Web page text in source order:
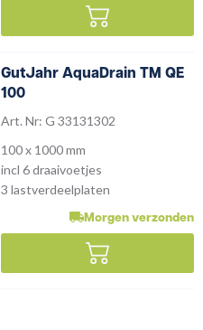
GutJahr AquaDrain TM QE
100
Art. Nr: G 33131302
100 x 1000 mm
incl 6 draaivoetjes
3 lastverdeelplaten
Morgen verzonden